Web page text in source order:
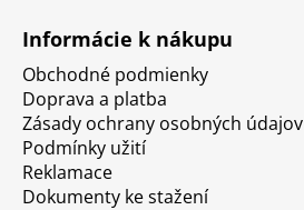
Informácie k nákupu
Obchodné podmienky
Doprava a platba
Zásady ochrany osobných údajov
Podmínky užití
Reklamace
Dokumenty ke stažení